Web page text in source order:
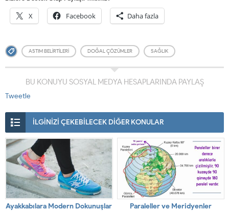
X Facebook Daha fazla
ASTIM BELIRTILERI DOĞAL ÇÖZÜMLER SAĞLIK
BU KONUYU SOSYAL MEDYA HESAPLARINDA PAYLAŞ
Tweetle
İLGİNİZİ ÇEKEBİLECEK DİĞER KONULAR
Ayakkabılara Modern Dokunuşlar
Paraleller ve Meridyenler